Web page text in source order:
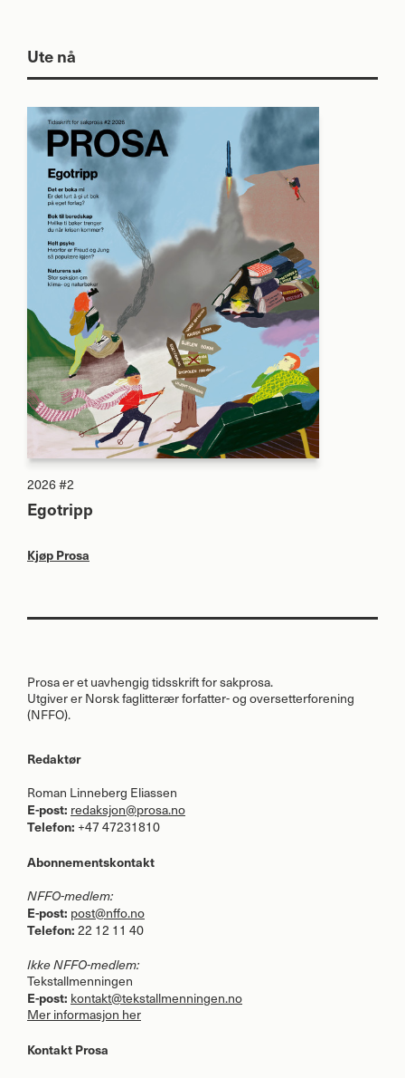
Ute nå
2026 #2
Egotripp
Kjøp Prosa
Prosa er et uavhengig tidsskrift for sakprosa.
Utgiver er Norsk faglitterær forfatter- og oversetterforening
(NFFO).
Redaktør
Roman Linneberg Eliassen
E-post: redaksjon@prosa.no
Telefon: +47 47231810
Abonnementskontakt
NFFO-medlem:
E-post: post@nffo.no
Telefon: 22 12 11 40
IkkeNFFO-medlem:
Tekstallmenningen
E-post: kontakt@tekstallmenningen.no
Mer informasjon her
Kontakt Prosa